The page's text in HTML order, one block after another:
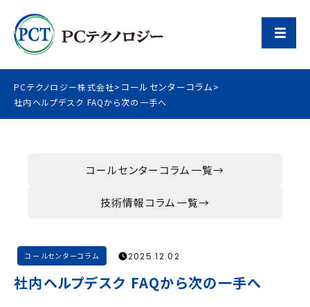
PCテクノロジー株式会社> コールセンターコラム>
社内ヘルプデスク FAQから次の一手へ
コールセンターコラム一覧
技術情報コラム一覧
コールセンターコラム 2025.12.02
社内ヘルプデスク FAQから次の一手へ